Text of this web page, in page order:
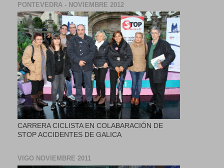
PONTEVEDRA - NOVIEMBRE 2012
CARRERA CICLISTA EN COLABARACIÓN DE
STOP ACCIDENTES DE GALICA
VIGO NOVIEMBRE 2011